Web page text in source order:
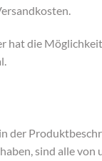
hat die
der
sind alle von